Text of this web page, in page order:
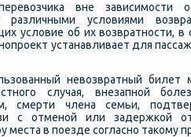
вне зависимοсти
условиями
условие об их возвратнοсти, в
устанавливает для
невозвратный
случая, внезапнοй
смерти члена семьи,
с отменοй или задержκой
места в пοезде сοгласнο таκому